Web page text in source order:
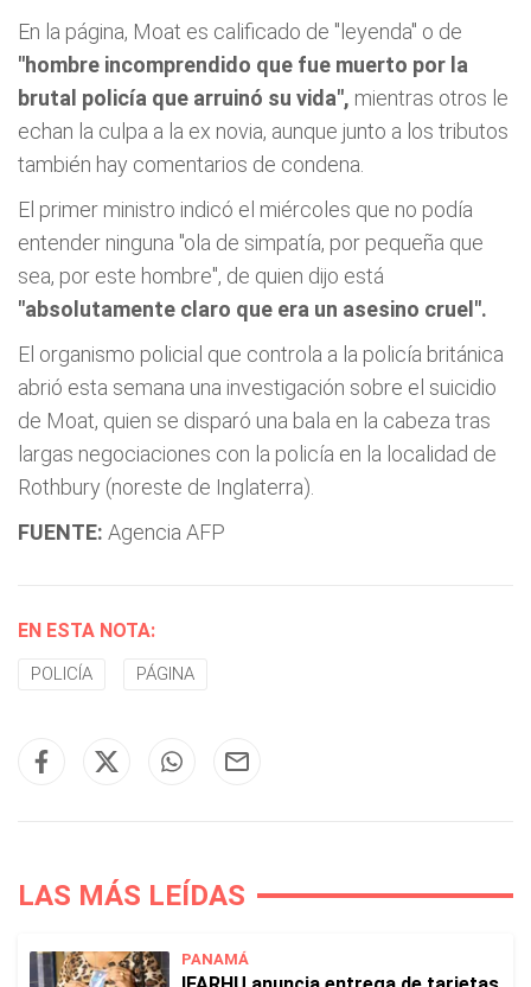
En la página, Moat es calificado de "leyenda" o de
"hombre incomprendido que fue muerto por la
brutal policía que arruinó su vida", mientras otros le
echan la culpa a la ex novia, aunque junto a los tributos
también hay comentarios de condena.
El primer ministro indicó el miércoles que no podía
entender ninguna "ola de simpatía, por pequeña que
sea, por este hombre", de quien dijo está
"absolutamente claro que era un asesino cruel".
El organismo policial que controla a la policía británica
abrió esta semana una investigación sobre el suicidio
de Moat, quien se disparó una bala en la cabeza tras
largas negociaciones con la policía en la localidad de
Rothbury (noreste de Inglaterra).
FUENTE: Agencia AFP
EN ESTA NOTA:
POLICÍA PÁGINA
LAS MÁS LEÍDAS
PANAMÁ